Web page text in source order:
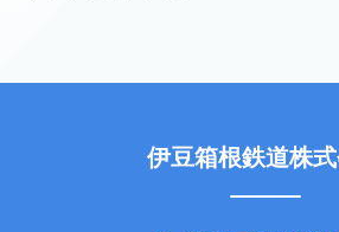
伊豆箱根鉄道株